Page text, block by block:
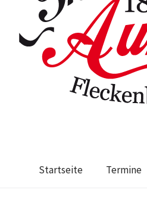
Startseite Termine